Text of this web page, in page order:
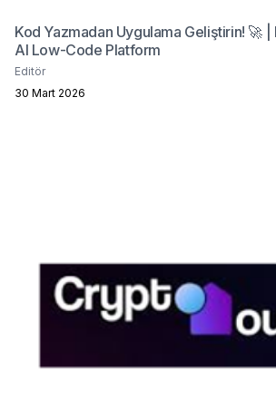
Kod Yazmadan Uygulama Geliştirin! 🚀
AI Low-Code Platform
Editör
30 Mart 2026